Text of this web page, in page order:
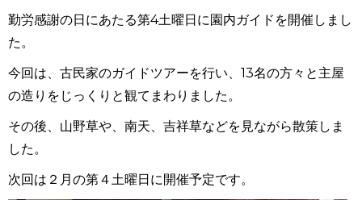
勤労感謝の日にあたる第4土曜日に園内ガイドを開催しまし
た。
今回は、古民家のガイドツアーを行い、13名の方々と主屋
の造りをじっくりと観てまわりました。
その後、山野草や、南天、吉祥草などを見ながら散策しま
した。
次回は２月の第４土曜日に開催予定です。